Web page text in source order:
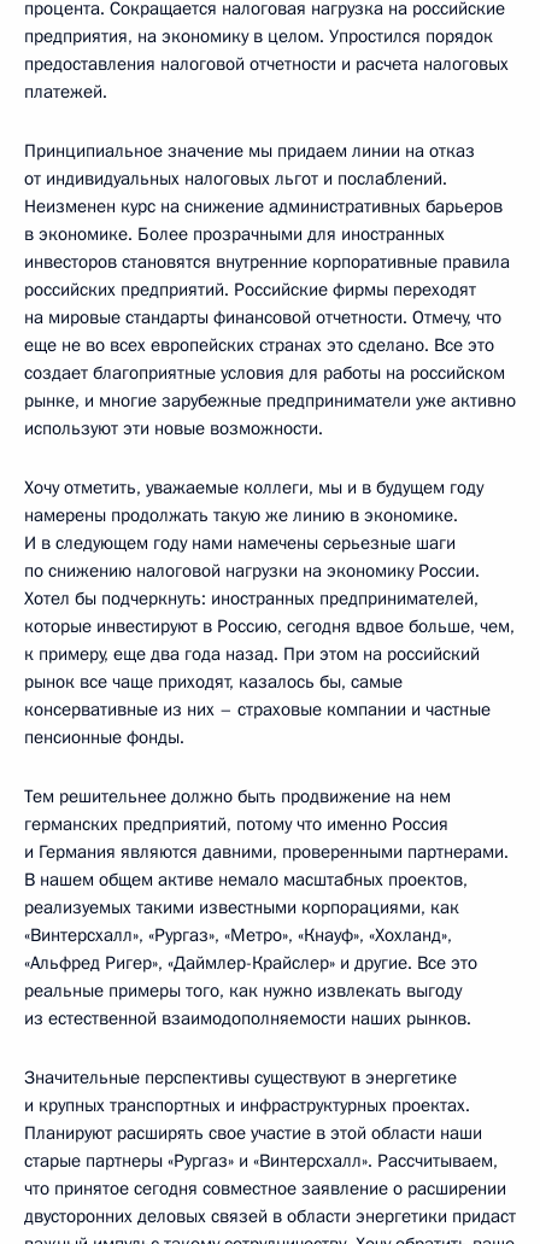
процента. Сокращается налоговая нагрузка на российские
предприятия, на экономику в целом. Упростился порядок
предоставления налоговой отчетности и расчета налоговых
платежей.
Принципиальное значение мы придаем линии на отказ
от индивидуальных налоговых льгот и послаблений.
Неизменен курс на снижение административных барьеров
в экономике. Более прозрачными для иностранных
инвесторов становятся внутренние корпоративные правила
российских предприятий. Российские фирмы переходят
на мировые стандарты финансовой отчетности. Отмечу, что
еще не во всех европейских странах это сделано. Все это
создает благоприятные условия для работы на российском
рынке, и многие зарубежные предприниматели уже активно
используют эти новые возможности.
Хочу отметить, уважаемые коллеги, мы и в будущем году
намерены продолжать такую же линию в экономике.
И в следующем году нами намечены серьезные шаги
по снижению налоговой нагрузки на экономику России.
Хотел бы подчеркнуть: иностранных предпринимателей,
которые инвестируют в Россию, сегодня вдвое больше, чем,
к примеру, еще два года назад. При этом на российский
рынок все чаще приходят, казалось бы, самые
консервативные из них – страховые компании и частные
пенсионные фонды.
Тем решительнее должно быть продвижение на нем
германских предприятий, потому что именно Россия
и Германия являются давними, проверенными партнерами.
В нашем общем активе немало масштабных проектов,
реализуемых такими известными корпорациями, как
«Винтерсхалл», «Рургаз», «Метро», «Кнауф», «Хохланд»,
«Альфред Ригер», «Даймлер-Крайслер» и другие. Все это
реальные примеры того, как нужно извлекать выгоду
из естественной взаимодополняемости наших рынков.
Значительные перспективы существуют в энергетике
и крупных транспортных и инфраструктурных проектах.
Планируют расширять свое участие в этой области наши
старые партнеры «Рургаз» и «Винтерсхалл». Рассчитываем,
что принятое сегодня совместное заявление о расширении
двусторонних деловых связей в области энергетики придаст